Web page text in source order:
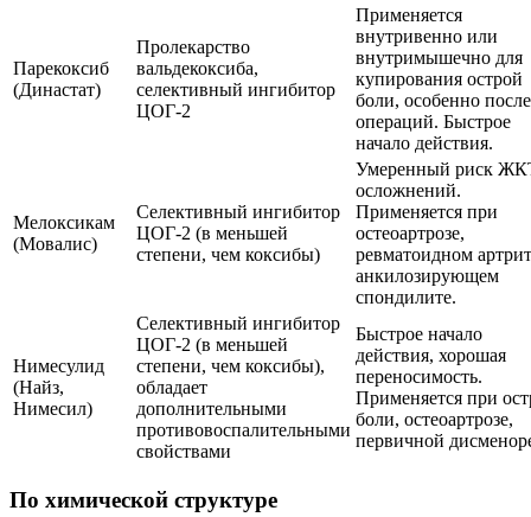
Парекоксиб
(Династат)
Пролекарство
вальдекоксиба,
селективный ингибитор
ЦОГ-2
Применяется
внутривенно или
внутримышечно для
купирования острой
боли, особенно после
операций. Быстрое
начало действия.
Мелоксикам
(Мовалис)
Селективный ингибитор
ЦОГ-2 (в меньшей
степени, чем коксибы)
Умеренный риск
осложнений.
Применяется при
остеоартрозе,
ревматоидном
анкилозирующем
спондилите.
Нимесулид
(Найз,
Нимесил)
Селективный ингибитор
ЦОГ-2 (в меньшей
степени, чем коксибы),
обладает
дополнительными
противовоспалительными
свойствами
Быстрое начало
действия, хорошая
переносимость.
Применяется при
боли, остеоартрозе,
первичной
По химической структуре